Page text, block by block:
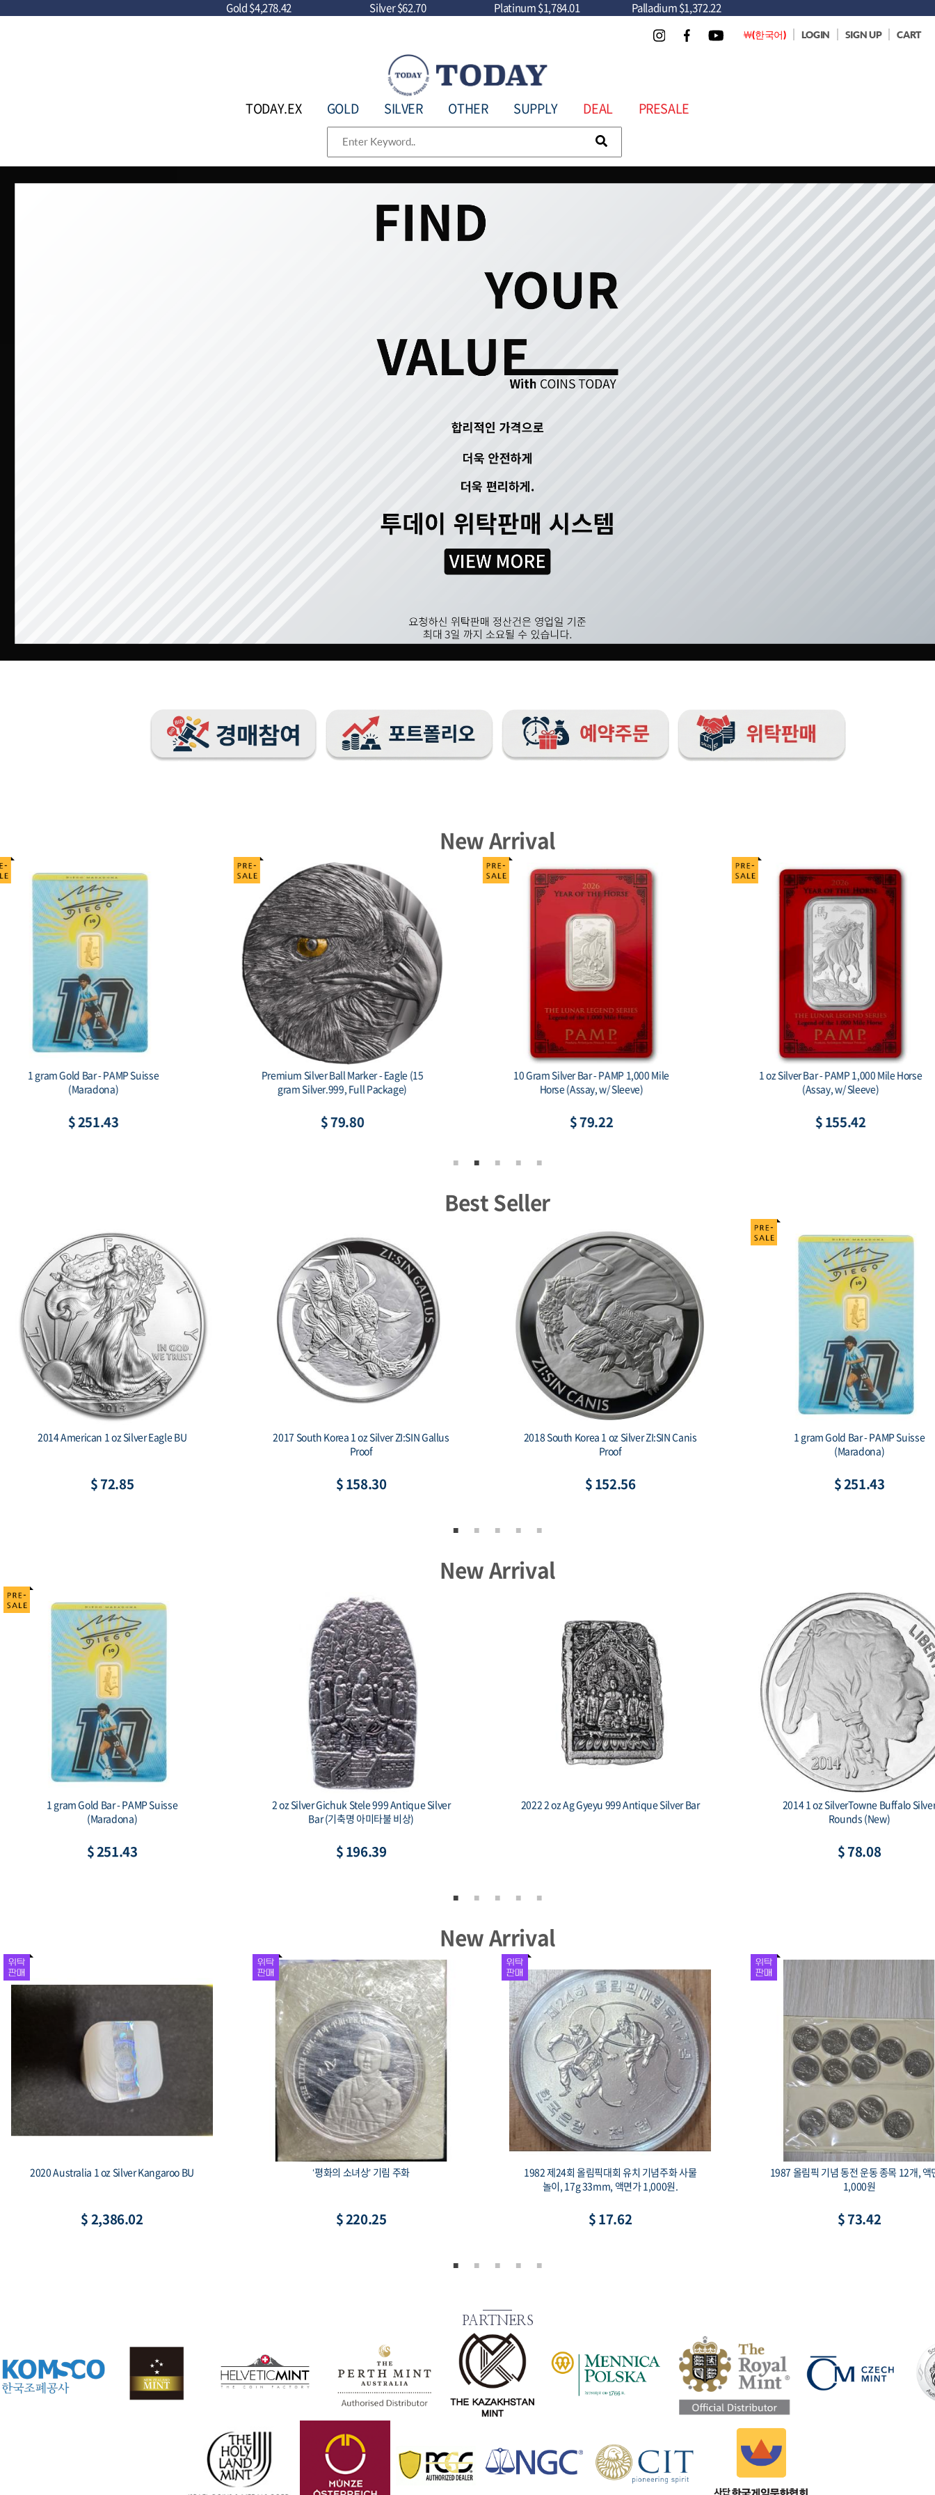
Gold$4,278.42 Silver$62.70 Platinum$1,784.01 Palladium$1,372.22
￦(한국어) LOGIN SIGN UP CART
TODAY.EX GOLD SILVER OTHER SUPPLY DEAL PRESALE
New Arrival
2026 Australia 1 kilo Silver Lunar Horse
BU (Series III) Color
$ 2,543.62
Scottsdale Mint Some Bunny Loves You 1
oz Silver Colorized Bar
$ 81.21
China 2026 - China Dragon Ag999 1 oz BU
$ 84.35
Australian Koala 2026 1 Kilo Silver
Coin
$ 2,442.82
Best Seller
2019 South Korea 1 oz Silver Taekwondo
$ 266.92
2018 South Korea 1 oz Silver 1 Clay
Chiwoo Cheonwang Proof
$ 152.56
2019 South Korea 1 oz Silver Tiger Proof
Secret (w/Box & COA)
$ 164.81
2 oz Silver Gichuk Stele 999 Antique
Bar (기축명 아미타불 비상)
$ 196.39
New Arrival
2018 Somalia Elephant 15th Anniversary
Jubilee 1 oz Silver Coin
$ 112.56
2017 Niue 1 oz Silver Czech Lion BU
$ 86.44
2014 Armenia 1 oz Silver 1000 Drams
2015 Burundi 5000 Francs 1 oz.
African Lion BU
$ 88.84
New Arrival
1981 대한민국 제5공화국 출범 기념 주화 봉
$ 22.03
1987 서울올림픽 기념주화 유도 33mm 17g
$ 8.81
1982 제24회 올림픽대회 유치 기념은화 경회
루 프루프, 90% 15g 30mm, 액면가 1만원
$ 73.42
1993 대전 엑스포 기념 황동화, 로케트와
이, 액면가 1,000원
$ 11.02
PARTNERS